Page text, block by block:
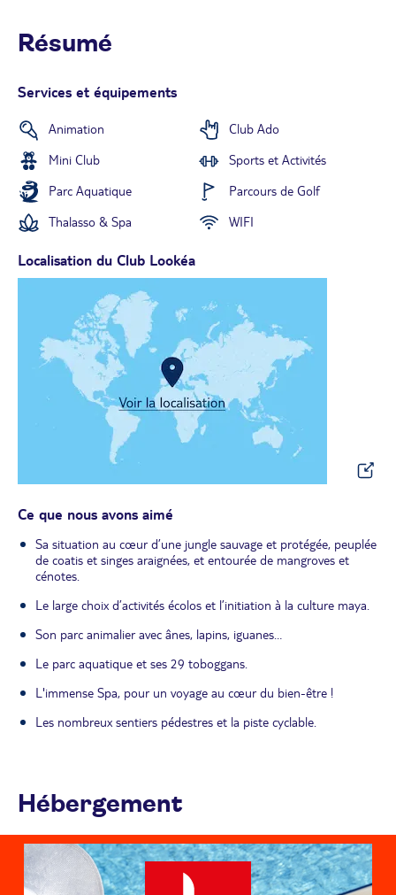
Résumé
Services et équipements
Animation
Club Ado
Mini Club
Sports et Activités
Parc Aquatique
Parcours de Golf
Thalasso & Spa
WIFI
Localisation du Club Lookéa
Ce que nous avons aimé
Sa situation au cœur d’une jungle sauvage et protégée, peuplée
de coatis et singes araignées, et entourée de mangroves et
cénotes.
Le large choix d’activités écolos et l’initiation à la culture maya.
Son parc animalier avec ânes, lapins, iguanes…
Le parc aquatique et ses 29 toboggans.
L'immense Spa, pour un voyage au cœur du bien-être !
Les nombreux sentiers pédestres et la piste cyclable.
Hébergement